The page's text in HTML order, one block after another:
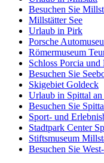
Besuchen Sie
Millstätter See
Urlaub in Pirk
Porsche
Römermuseum
Schloss Porcia
Besuchen Sie
Skigebiet Goldeck
Urlaub in Spittal an
Besuchen Sie
Sport- und
Stadtpark Center
Stiftsmuseum
Besuchen Sie